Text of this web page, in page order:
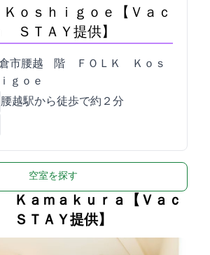
ｏｓｈｉｇｏｅ【Ｖａｃ
ＳＴＡＹ提供】
市腰越3-28-14 1階 ＦＯＬＫ Ｋｏｓ
ｇｏｅ
腰越駅から徒歩で約２分
空室を探す
Ｋａｍａｋｕｒａ【Ｖａｃ
ＳＴＡＹ提供】